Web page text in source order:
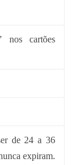
nos cartões
de 24 a 36
expiram.